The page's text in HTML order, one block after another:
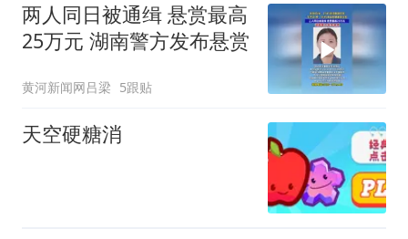
两人同日被通缉 悬赏最高
25万元 湖南警方发布悬赏
黄河新闻网吕梁 5跟贴
天空硬糖消